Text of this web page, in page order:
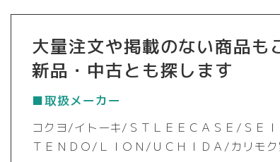
大量注文や掲載のない商品も
新品・中古とも探します
■取扱メーカー
コクヨ/イトーキ/ＳＴＬＥＥＣＡＳＥ/ＳＥ
ＴＥＮＤＯ/ＬＩＯＮ/ＵＣＨＩＤＡ/カリモ